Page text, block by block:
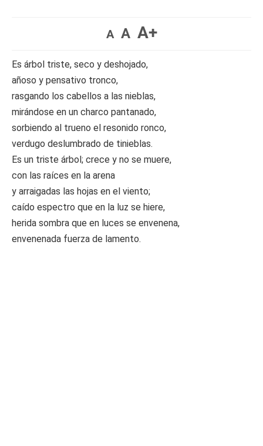
A A A+
Es árbol triste, seco y deshojado,
añoso y pensativo tronco,
rasgando los cabellos a las nieblas,
mirándose en un charco pantanado,
sorbiendo al trueno el resonido ronco,
verdugo deslumbrado de tinieblas.
Es un triste árbol; crece y no se muere,
con las raíces en la arena
y arraigadas las hojas en el viento;
caído espectro que en la luz se hiere,
herida sombra que en luces se envenena,
envenenada fuerza de lamento.